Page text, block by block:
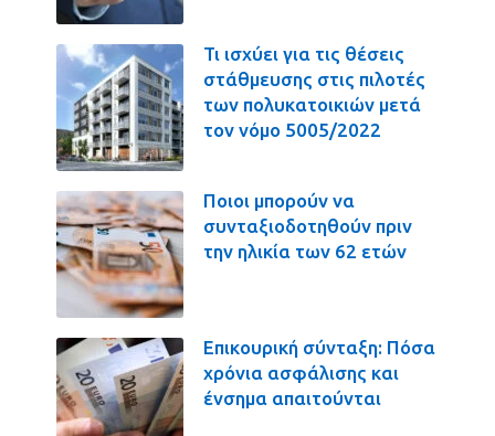
Τι ισχύει για τις θέσεις
στάθμευσης στις πιλοτές
των πολυκατοικιών μετά
τον νόμο 5005/2022
Ποιοι μπορούν να
συνταξιοδοτηθούν πριν
την ηλικία των 62 ετών
Επικουρική σύνταξη: Πόσα
χρόνια ασφάλισης και
ένσημα απαιτούνται